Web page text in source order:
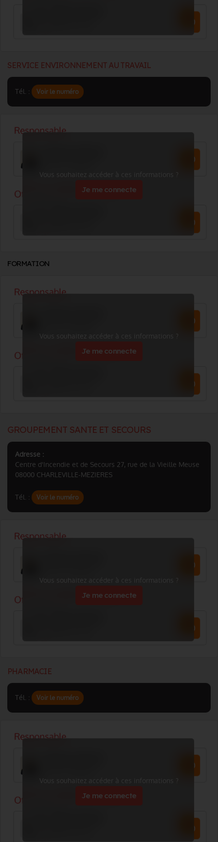
SERVICE ENVIRONNEMENT AU TRAVAIL
Tél. : Voir le numéro
Vous souhaitez accéder à ces informations ?
Je me connecte
FORMATION
Vous souhaitez accéder à ces informations ?
Je me connecte
GROUPEMENT SANTE ET SECOURS
Adresse :
Centre d'Incendie et de Secours 27, rue de la Vieille Meuse
08000 CHARLEVILLE-MEZIERES
Tél. : Voir le numéro
Vous souhaitez accéder à ces informations ?
Je me connecte
PHARMACIE
Tél. : Voir le numéro
Vous souhaitez accéder à ces informations ?
Je me connecte